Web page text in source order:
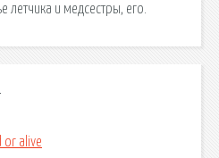
летчика и медсестры, его.
or alive